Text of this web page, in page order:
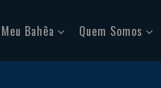
Meu Bahêa Quem Somos